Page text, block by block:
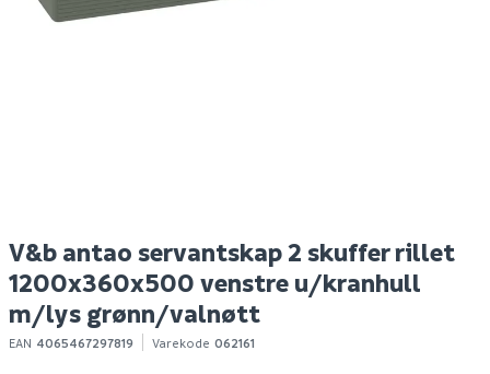
V&b antao servantskap 2 skuffer rillet
1200x360x500 venstre u/kranhull
m/lys grønn/valnøtt
EAN 4065467297819 Varekode 062161